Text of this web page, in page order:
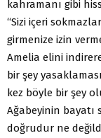
kahramanı gibi
“Sizi içeri
girmenize izin
Amelia elini
bir şey
kez böyle bir şey
Ağabeyinin bayatı
doğrudur ne